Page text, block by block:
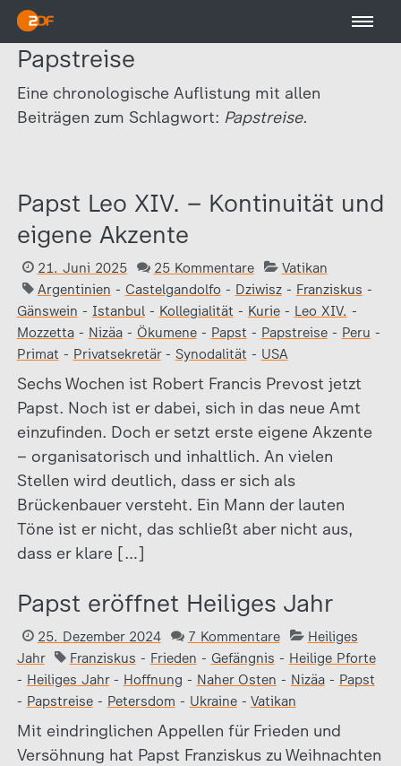
Papstreise
Eine chronologische Auflistung mit allen
Beiträgen zum Schlagwort: Papstreise.
Papst Leo XIV. – Kontinuität und
eigene Akzente
21. Juni 2025 25 Kommentare
Vatikan
Argentinien - Castelgandolfo - Dziwisz- Franziskus -
Gänswein - Istanbul- Kollegialität - Kurie- Leo XIV. -
Mozzetta- Nizäa- Ökumene- Papst - Papstreise- Peru -
Primat - Privatsekretär- Synodalität - USA
Sechs Wochen ist Robert Francis Prevost jetzt
Papst. Noch ist er dabei, sich in das neue Amt
einzufinden. Doch er setzt erste eigene Akzente
– organisatorisch und inhaltlich. An vielen
Stellen wird deutlich, dass er sich als
Brückenbauer versteht. Ein Mann der lauten
Töne ist er nicht, das schließt aber nicht aus,
dass er klare […]
Papst eröffnet Heiliges Jahr
25. Dezember 2024 7 Kommentare
Heiliges
Jahr
Franziskus - Frieden - Gefängnis - Heilige Pforte
- Heiliges Jahr- Hoffnung - Naher Osten - Nizäa- Papst
- Papstreise- Petersdom - Ukraine- Vatikan
Mit eindringlichen Appellen für Frieden und
Versöhnung hat Papst Franziskus zu Weihnachten